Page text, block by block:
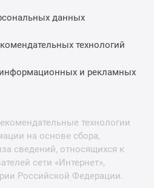
данных
технологий
и рекламных
технологии
на основе сбора,
сведений, относящихся к
сети «Интернет»,
Российской Федерации.